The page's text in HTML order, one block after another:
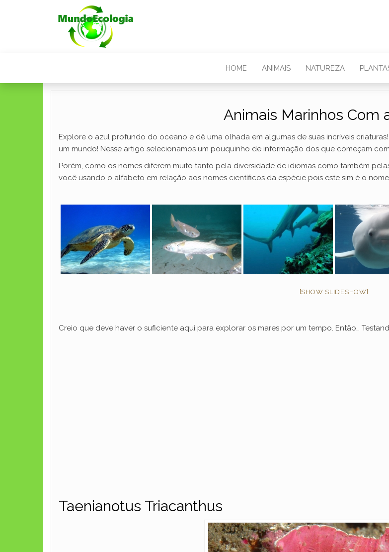
HOME ANIMAIS NATUREZA
Animais Marinhos Com
Explore o azul profundo do oceano e dê uma olhada em algumas de suas incríveis
um mundo! Nesse artigo selecionamos um pouquinho de informação dos que começam
Porém, como os nomes diferem muito tanto pela diversidade de idiomas como também
você usando o alfabeto em relação aos nomes científicos da espécie pois este sim é o
[SHOW SLIDESHOW]
Creio que deve haver o suficiente aqui para explorar os mares por um tempo. Então…
Taenianotus Triacanthus